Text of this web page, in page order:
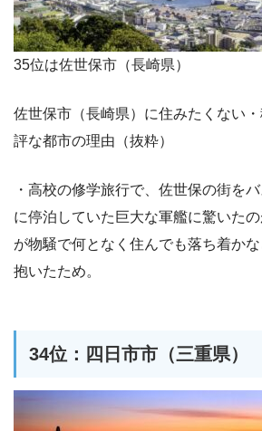
35位は佐世保市（長崎県）
佐世保市（長崎県）に住みたくない
評な都市の理由（抜粋）
・高校の修学旅行で、佐世保の街を
に停泊していた巨大な軍艦に驚いた
が物騒で何となく住んでも落ち着か
抱いたため。
34位：四日市市（三重県）